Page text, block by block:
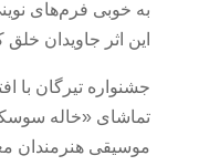
به خوبی فرم‌های
این اثر جاویدان
جشنواره تیرگان با
تماشای «خاله
موسیقی هنرمندان